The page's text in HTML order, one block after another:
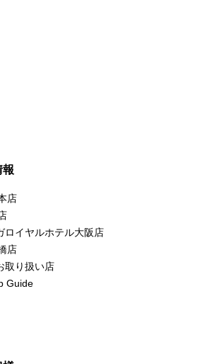
報
店
ロイヤルホテル大阪店
店
取り扱い店
Guide